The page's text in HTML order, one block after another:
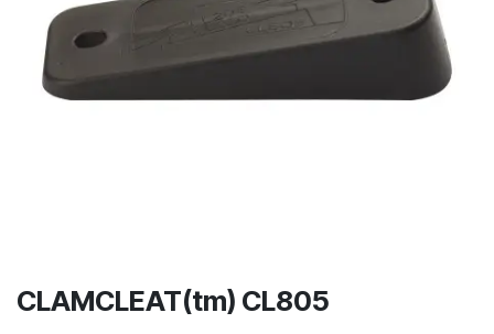
CLAMCLEAT(tm) CL805